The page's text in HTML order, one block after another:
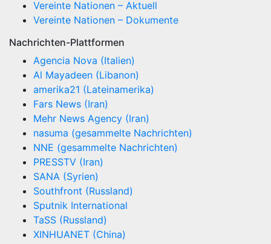
Vereinte Nationen – Aktuell
Vereinte Nationen – Dokumente
Nachrichten-Plattformen
Agencia Nova (Italien)
Al Mayadeen (Libanon)
amerika21 (Lateinamerika)
Fars News (Iran)
Mehr News Agency (Iran)
nasuma (gesammelte Nachrichten)
NNE (gesammelte Nachrichten)
PRESSTV (Iran)
SANA (Syrien)
Southfront (Russland)
Sputnik International
TaSS (Russland)
XINHUANET (China)